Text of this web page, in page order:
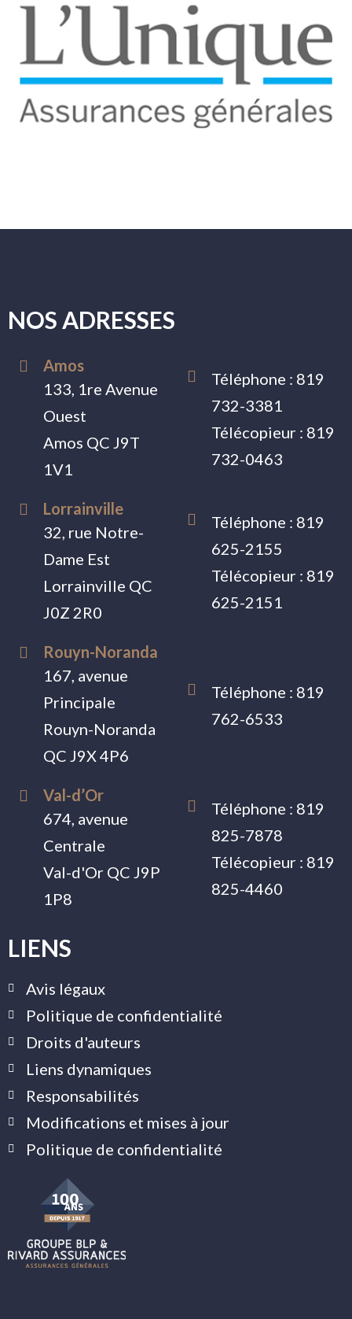
NOS ADRESSES
Amos
133, 1re Avenue
Ouest
Amos QC J9T
1V1
Téléphone : 819
732-3381
Télécopieur : 819
732-0463
Lorrainville
32, rue Notre-
Dame Est
Lorrainville QC
J0Z 2R0
Téléphone : 819
625-2155
Télécopieur : 819
625-2151
Rouyn-Noranda
167, avenue
Principale
Rouyn-Noranda
QC J9X 4P6
Téléphone : 819
762-6533
Val-d’Or
674, avenue
Centrale
Val-d'Or QC J9P
1P8
Téléphone : 819
825-7878
Télécopieur : 819
825-4460
LIENS
Avis légaux
Politique de confidentialité
Droits d'auteurs
Liens dynamiques
Responsabilités
Modifications et mises à jour
Politique de confidentialité